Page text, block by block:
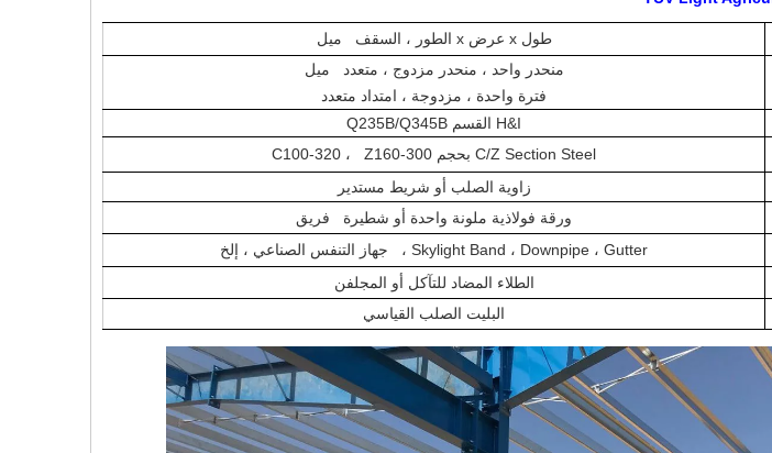
طول x عرض x الطور ، السقف ميل
منحدر واحد ، منحدر مزدوج ، متعدد ميل
فترة واحدة ، مزدوجة ، امتداد متعدد
H&I القسم Q235B/Q345B
C/Z Section Steel بحجم C100-320 ، Z160-300
زاوية الصلب أو شريط مستدير
ورقة فولاذية ملونة واحدة أو شطيرة فريق
Skylight Band ، Downpipe ، Gutter ، جهاز التنفس الصناعي ، إلخ
الطلاء المضاد للتآكل أو المجلفن
البليت الصلب القياسي